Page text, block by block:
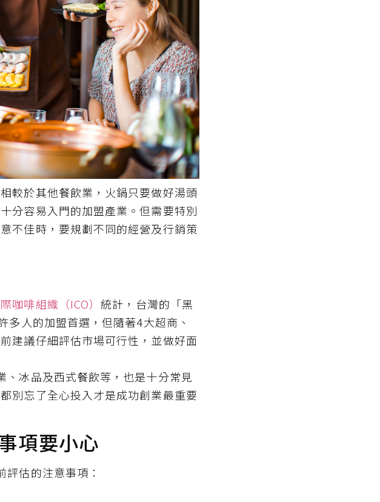
較於其他餐飲業，火鍋只要做好湯頭
分容易入門的加盟產業。但需要特別
不佳時，要規劃不同的經營及行銷策
咖啡組織（ICO）統計，台灣的「黑
人的加盟首選，但隨著4大超商、
建議仔細評估市場可行性，並做好面
冰品及西式餐飲等，也是十分常見
別忘了全心投入才是成功創業最重要
項要小心
估的注意事項：